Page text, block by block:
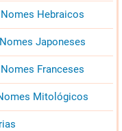
Nomes Hebraicos
Nomes Japoneses
Nomes Franceses
Mitológicos